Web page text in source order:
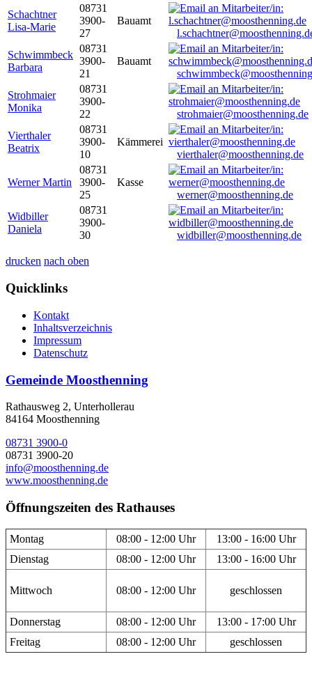
Schachtner
Lisa-Marie
08731
3900-
27
Bauamt
Schwimmbeck
Barbara
08731
3900-
21
Bauamt
Strohmaier
Monika
08731
3900-
22
strohmaier@moosthenning.de
Vierthaler
Beatrix
08731
3900-
10
Kämmerei
vierthaler@moosthenning.de
Werner Martin
08731
3900-
25
Kasse
werner@moosthenning.de
Widbiller
Daniela
08731
3900-
30
widbiller@moosthenning.de
drucken nach oben
Quicklinks
Kontakt
Inhaltsverzeichnis
Impressum
Datenschutz
Gemeinde Moosthenning
Rathausweg 2, Unterhollerau
84164 Moosthenning
08731 3900-0
08731 3900-20
info@moosthenning.de
www.moosthenning.de
Öffnungszeiten des Rathauses
Montag 08:00 - 12:00 Uhr
13:00 - 16:00 Uhr
Dienstag
08:00 - 12:00 Uhr 13:00 - 16:00 Uhr
Mittwoch 08:00 - 12:00 Uhr geschlossen
Donnerstag 08:00 - 12:00 Uhr
13:00 - 17:00 Uhr
Freitag
08:00 - 12:00 Uhr geschlossen